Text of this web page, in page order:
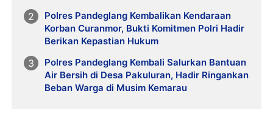
Polres Pandeglang Kembalikan Kendaraan
Korban Curanmor, Bukti Komitmen Polri Hadir
Berikan Kepastian Hukum
Polres Pandeglang Kembali Salurkan Bantuan
Air Bersih di Desa Pakuluran, Hadir Ringankan
Beban Warga di Musim Kemarau